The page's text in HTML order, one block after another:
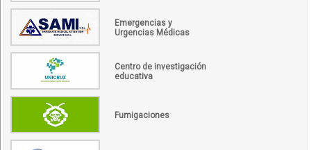
Emergencias y
Urgencias Médicas
Centro de investigación
educativa
Fumigaciones